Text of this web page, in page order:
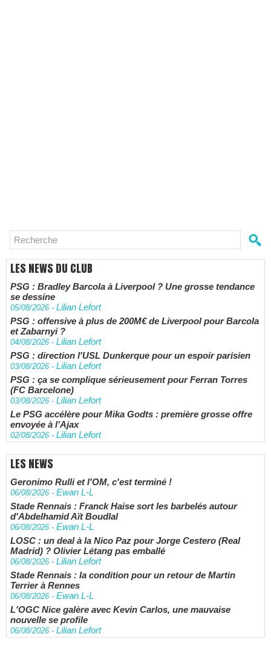
LES NEWS DU CLUB
PSG : Bradley Barcola à Liverpool ? Une grosse tendance
se dessine
05/08/2026 - Lilian Lefort
PSG : offensive à plus de 200M€ de Liverpool pour Barcola
et Zabarnyi ?
04/08/2026 - Lilian Lefort
PSG : direction l'USL Dunkerque pour un espoir parisien
03/08/2026 - Lilian Lefort
PSG : ça se complique sérieusement pour Ferran Torres
(FC Barcelone)
03/08/2026 - Lilian Lefort
Le PSG accélère pour Mika Godts : première grosse offre
envoyée à l’Ajax
02/08/2026 - Lilian Lefort
LES NEWS
Geronimo Rulli et l'OM, c'est terminé !
06/08/2026 - Ewan L-L
Stade Rennais : Franck Haise sort les barbelés autour
d'Abdelhamid Aït Boudlal
06/08/2026 - Ewan L-L
LOSC : un deal à la Nico Paz pour Jorge Cestero (Real
Madrid) ? Olivier Létang pas emballé
06/08/2026 - Lilian Lefort
Stade Rennais : la condition pour un retour de Martin
Terrier à Rennes
06/08/2026 - Ewan L-L
L'OGC Nice galère avec Kevin Carlos, une mauvaise
nouvelle se profile
06/08/2026 - Lilian Lefort